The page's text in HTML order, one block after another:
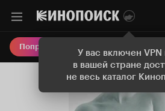
У вас включен VPN
в вашей стране
не весь каталог
Попробовать Плюс